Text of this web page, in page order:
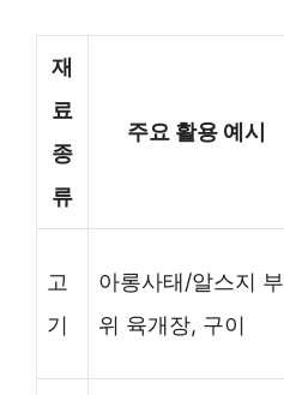
재
료
종
류
주요 활용 예시
고
기
아롱사태/알스지 부
위 육개장, 구이